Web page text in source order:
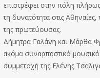
επιστρέφει στην πόλη
τη δυνατότητα στις
της πρωτεύουσας.
Δήμητρα Γαλάνη και Μάρθα
ακόμα συναρπαστικό μουσικό
συμμετοχή της Ελένης